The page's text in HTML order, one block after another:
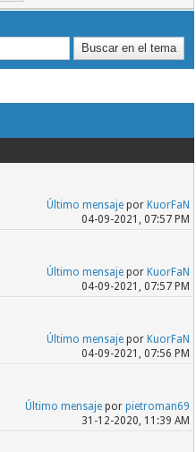
Último mensajepor KuorFaN
04-09-2021, 07:57 PM
Último mensajepor KuorFaN
04-09-2021, 07:57 PM
Último mensajepor KuorFaN
04-09-2021, 07:56 PM
Último mensajepor pietroman69
31-12-2020, 11:39 AM